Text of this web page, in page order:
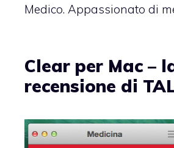
Medico. Appassionato di
Clear per Mac –
recensione di